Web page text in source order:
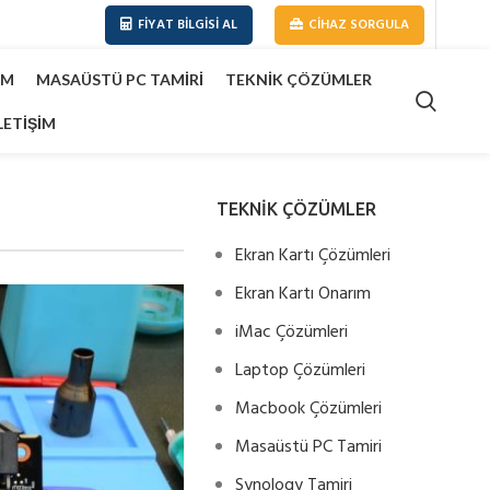
FIYAT BILGISI AL CIHAZ SORGULA
MASAÜSTÜ PC TAMIRI TEKNIK ÇÖZÜMLER
TEKNİK ÇÖZÜMLER
Ekran Kartı Çözümleri
Ekran Kartı Onarım
iMac Çözümleri
Laptop Çözümleri
Macbook Çözümleri
Masaüstü PC Tamiri